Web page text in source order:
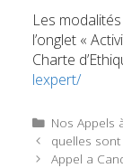
Les
l’onglet «
Charte
lexpert/
Catégories
Nos Appels
quelles sont
Appel a